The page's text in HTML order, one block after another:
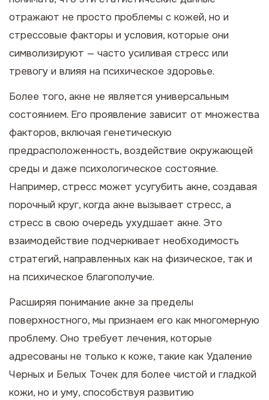
отражают не просто проблемы с кожей, но и
стрессовые факторы и условия, которые они
символизируют — часто усиливая стресс или
тревогу и влияя на психическое здоровье.
Более того, акне не является универсальным
состоянием. Его проявление зависит от множества
факторов, включая генетическую
предрасположенность, воздействие окружающей
среды и даже психологическое состояние.
Например, стресс может усугубить акне, создавая
порочный круг, когда акне вызывает стресс, а
стресс в свою очередь ухудшает акне. Это
взаимодействие подчеркивает необходимость
стратегий, направленных как на физическое, так и
на психическое благополучие.
Расширяя понимание акне за пределы
поверхностного, мы признаем его как многомерную
проблему. Оно требует лечения, которые
адресованы не только к коже, такие как Удаление
Черных и Белых Точек для более чистой и гладкой
кожи, но и уму, способствуя развитию